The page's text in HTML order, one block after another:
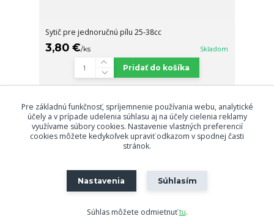
Sytič pre jednoručnú pílu 25-38cc
3,80 €/ks Skladom
Pridať do košíka
Načítať ďalšie produkty (12)
strana z 2 ďalšie
Pre základnú funkčnosť, spríjemnenie používania webu, analytické
účely a v prípade udelenia súhlasu aj na účely cielenia reklamy
využívame súbory cookies. Nastavenie vlastných preferencií
cookies môžete kedykoľvek upraviť odkazom v spodnej časti
stránok.
Nastavenia Súhlasím
Súhlas môžete odmietnuťtu.